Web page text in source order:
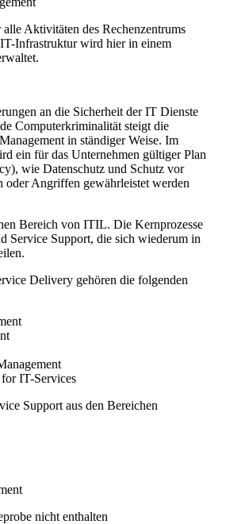
Aktivitäten des Rechenzentrums
Infrastruktur wird hier in einem
an die Sicherheit der IT Dienste
Computerkriminalität steigt die
in ständiger Weise. Im
ein für das Unternehmen gültiger Plan
wie Datenschutz und Schutz vor
oder Angriffen gewährleistet werden
Bereich von ITIL. Die Kernprozesse
Service Support, die sich wiederum in
Delivery gehören die folgenden
IT-Services
Support aus den Bereichen
nicht enthalten